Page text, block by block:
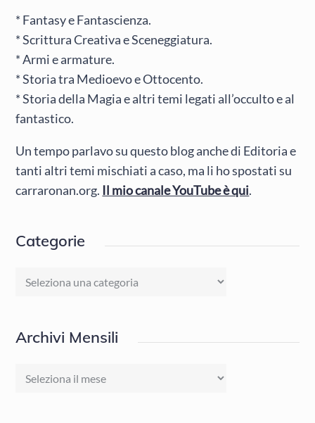
* Fantasy e Fantascienza.
* Scrittura Creativa e Sceneggiatura.
* Armi e armature.
* Storia tra Medioevo e Ottocento.
* Storia della Magia e altri temi legati all’occulto e al
fantastico.
Un tempo parlavo su questo blog anche di Editoria e
tanti altri temi mischiati a caso, ma li ho spostati su
carraronan.org. Il mio canale YouTube è qui.
Categorie
Categorie
Archivi Mensili
Archivi